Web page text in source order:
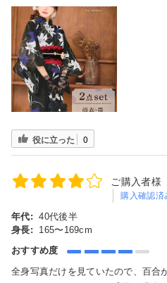
役に立った 0
ご購入者様
購入確認済
年代: 40代後半
身長:
165〜169cm
おすすめ度
全身写真だけを見ていたので、百合